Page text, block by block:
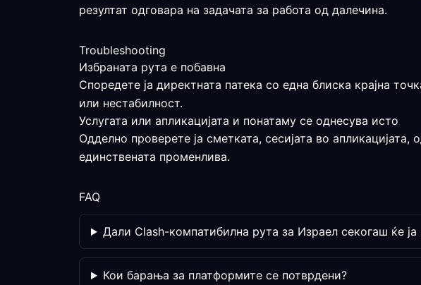
резултат одговара на задачата за работа од далечина.
Troubleshooting
Избраната рута е побавна
Споредете ја директната патека со една блиска крајна
или нестабилност.
Услугата или апликацијата и понатаму се однесува исто
Одделно проверете ја сметката, сесијата во
единствената променлива.
FAQ
Дали Clash-компатибилна рута за Израел секогаш ќе
Кои барања за платформите се потврдени?